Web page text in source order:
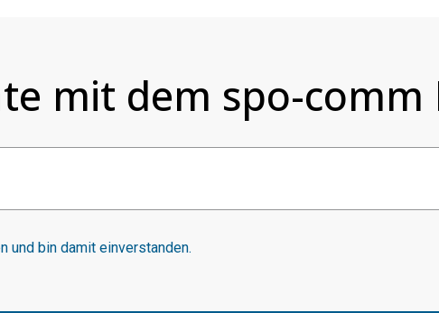
mit dem spo-comm
und bin damit einverstanden.